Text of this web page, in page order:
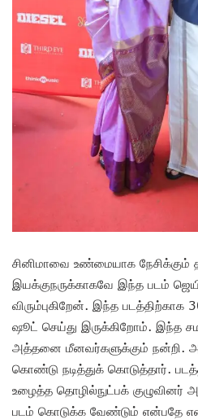
சினிமாவை உண்மையாக நேசிக்கும்
இயக்குநருக்காகவே இந்த படம்
விரும்புகிறேன். இந்த படத்திற்காக
ஷூட் செய்து இருக்கிறோம். இந்த
அத்தனை மீனவர்களுக்கும் நன்றி.
கொண்டு நடித்துக் கொடுத்தார்.
உழைத்த தொழில்நுட்பக் குழுவினர்
படம் கொடுக்க வேண்டும் என்பதே